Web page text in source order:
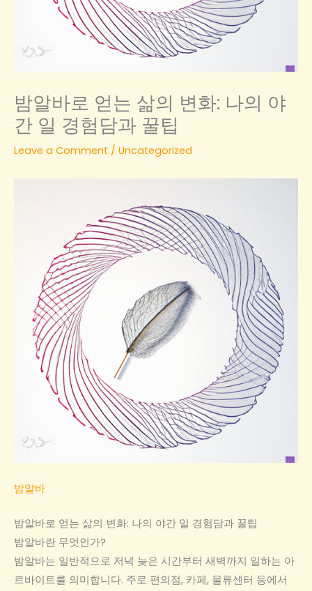
밤알바로 얻는 삶의 변화: 나의 야
간 일 경험담과 꿀팁
Leave a Comment / Uncategorized
밤알바
밤알바로 얻는 삶의 변화: 나의 야간 일 경험담과 꿀팁
밤알바란 무엇인가?
밤알바는 일반적으로 저녁 늦은 시간부터 새벽까지 일하는 아
르바이트를 의미합니다. 주로 편의점, 카페, 물류센터 등에서